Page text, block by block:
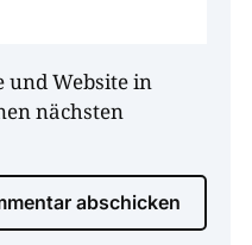
und Website in
nächsten
abschicken